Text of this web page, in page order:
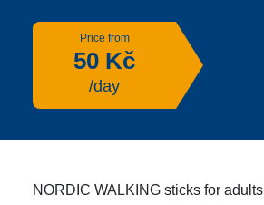
Price from
50 Kč
/day
NORDIC WALKING sticks for adults